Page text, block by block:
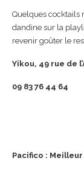
Quelques cocktails
dandine sur la
revenir goûter le
Yikou, 49 rue de
09 83 76 44 64
Pacifico :